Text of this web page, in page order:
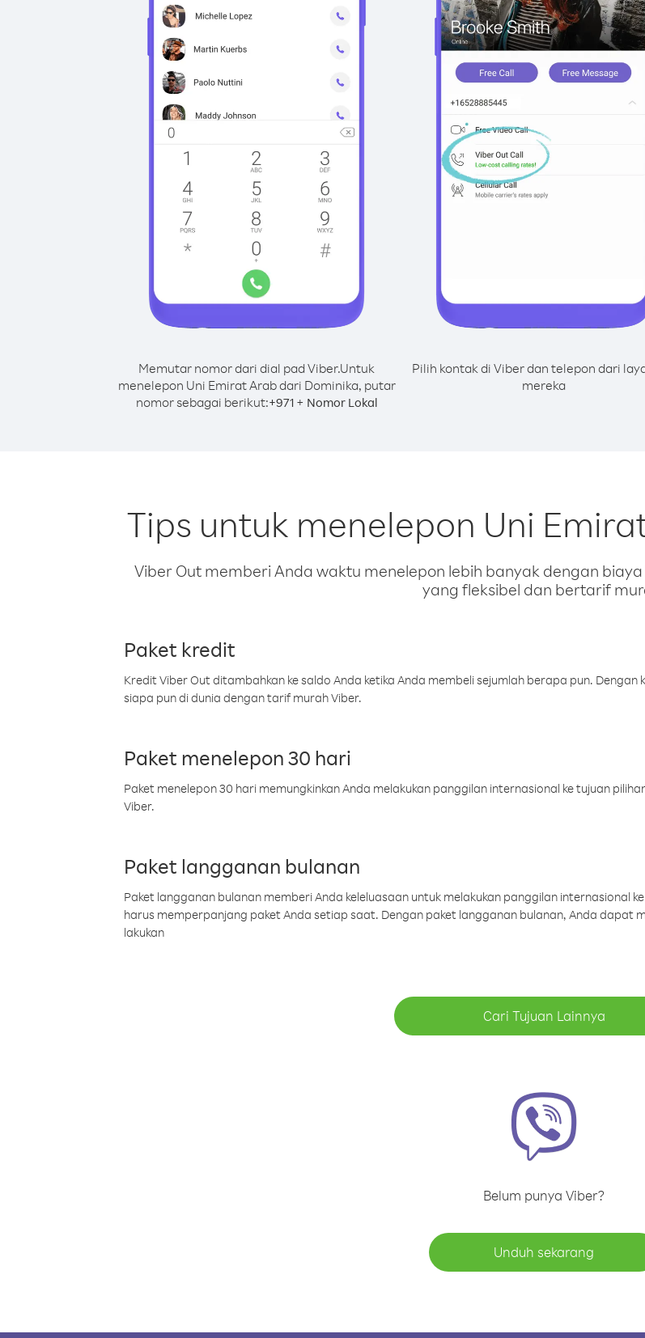
Memutar nomor dari dial pad Viber.Untuk
menelepon Uni Emirat Arab dari Dominika, putar
nomor sebagai berikut:+971+ Nomor Lokal
Pilih kontak di Viber dan telepon dari
mereka
Tips untuk menelepon Uni
Viber Out memberi Anda waktu menelepon lebih banyak dengan
yang fleksibel dan bertarif
Paket kredit
Kredit Viber Out ditambahkan ke saldo Anda ketika Anda membeli sejumlah berapa pun.
siapa pun di dunia dengan tarif murah Viber.
Paket menelepon 30 hari
Paket menelepon 30 hari memungkinkan Anda melakukan panggilan internasional ke tujuan
Viber.
Paket langganan bulanan
Paket langganan bulanan memberi Anda keleluasaan untuk melakukan panggilan internasional
harus memperpanjang paket Anda setiap saat. Dengan paket langganan bulanan, Anda dapat
lakukan
Cari Tujuan Lainnya
Belum punya Viber?
Unduh sekarang